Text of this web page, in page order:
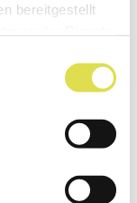
bereitgestellt
im
noch Platz,
spannende
nach Hause